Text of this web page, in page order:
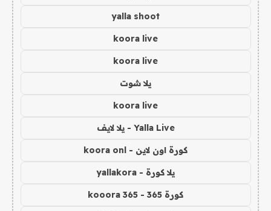
yalla shoot
koora live
koora live
يلا شوت
koora live
Yalla Live - يلا لايف
كورة اون لاين - koora onl
يلا كورة - yallakora
كورة 365 - kooora 365